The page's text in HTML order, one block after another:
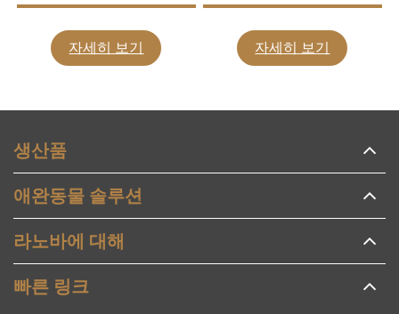
자세히 보기 자세히 보기
생산품
애완동물 솔루션
라노바에 대해
빠른 링크